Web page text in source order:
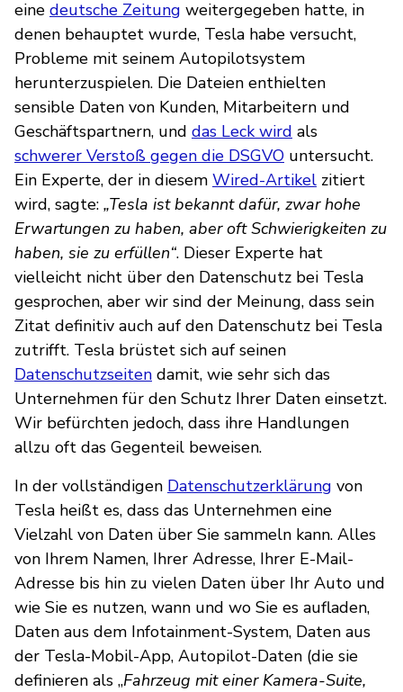
eine deutsche Zeitung weitergegeben hatte, in
denen behauptet wurde, Tesla habe versucht,
Probleme mit seinem Autopilotsystem
herunterzuspielen. Die Dateien enthielten
sensible Daten von Kunden, Mitarbeitern und
Geschäftspartnern, und das Leck wird als
schwerer Verstoß gegen die DSGVO untersucht.
Ein Experte, der in diesem Wired-Artikel zitiert
wird, sagte: „Tesla ist bekannt dafür, zwar hohe
Erwartungen zu haben, aber oft Schwierigkeiten zu
haben, sie zu erfüllen“. Dieser Experte hat
vielleicht nicht über den Datenschutz bei Tesla
gesprochen, aber wir sind der Meinung, dass sein
Zitat definitiv auch auf den Datenschutz bei Tesla
zutrifft. Tesla brüstet sich auf seinen
Datenschutzseiten damit, wie sehr sich das
Unternehmen für den Schutz Ihrer Daten einsetzt.
Wir befürchten jedoch, dass ihre Handlungen
allzu oft das Gegenteil beweisen.
In der vollständigen Datenschutzerklärung von
Tesla heißt es, dass das Unternehmen eine
Vielzahl von Daten über Sie sammeln kann. Alles
von Ihrem Namen, Ihrer Adresse, Ihrer E-Mail-
Adresse bis hin zu vielen Daten über Ihr Auto und
wie Sie es nutzen, wann und wo Sie es aufladen,
Daten aus dem Infotainment-System, Daten aus
der Tesla-Mobil-App, Autopilot-Daten (die sie
definieren als „Fahrzeug mit einer Kamera-Suite,